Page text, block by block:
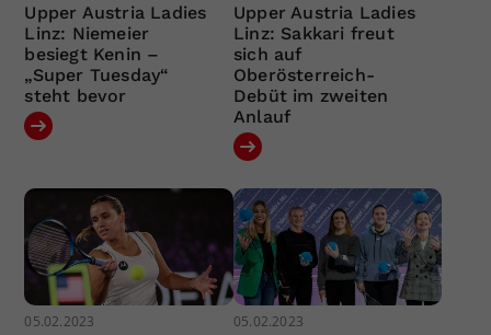
Upper Austria Ladies
Linz: Niemeier
besiegt Kenin –
„Super Tuesday“
steht bevor
Upper Austria Ladies
Linz: Sakkari freut
sich auf
Oberösterreich-
Debüt im zweiten
Anlauf
05.02.2023 05.02.2023